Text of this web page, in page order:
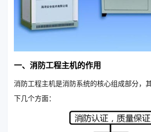
一、消防工程主机的作用
消防工程主机是消防系统的核心组成部分，
下几个方面：